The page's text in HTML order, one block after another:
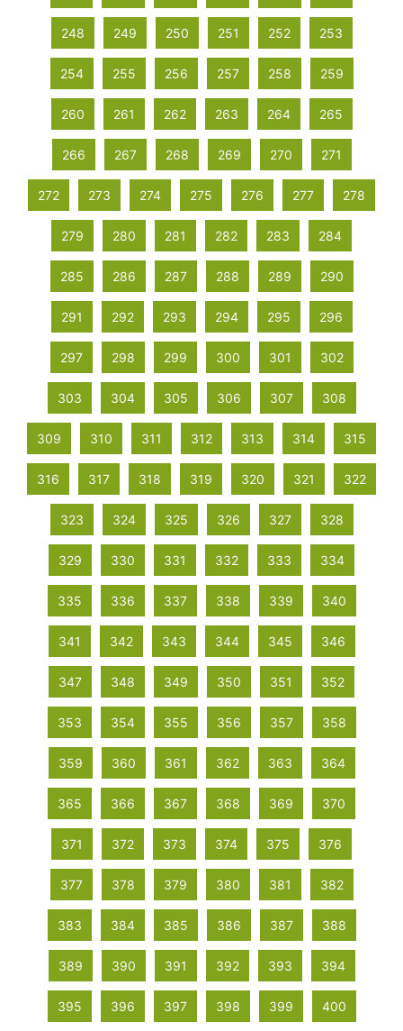
248 249 250 251 252 253
254 255 256 257 258 259
260 261 262 263 264 265
266 267 268 269 270 271
272 273 274 275 276 277 278
279 280 281 282 283 284
285 286 287 288 289 290
291 292 293 294 295 296
297 298 299 300 301 302
303 304 305 306 307 308
309 310 311 312 313 314 315
316 317 318 319 320 321 322
323 324 325 326 327 328
329 330 331 332 333 334
335 336 337 338 339 340
341 342 343 344 345 346
347 348 349 350 351 352
353 354 355 356 357 358
359 360 361 362 363 364
365 366 367 368 369 370
371 372 373 374 375 376
377 378 379 380 381 382
383 384 385 386 387 388
389 390 391 392 393 394
395 396 397 398 399 400